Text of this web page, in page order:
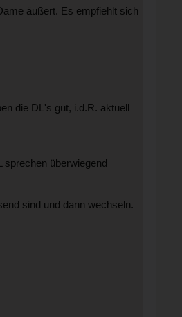
äußert. Es empfiehlt sich
die DL's gut, i.d.R. aktuell
überwiegend
sind und dann wechseln.